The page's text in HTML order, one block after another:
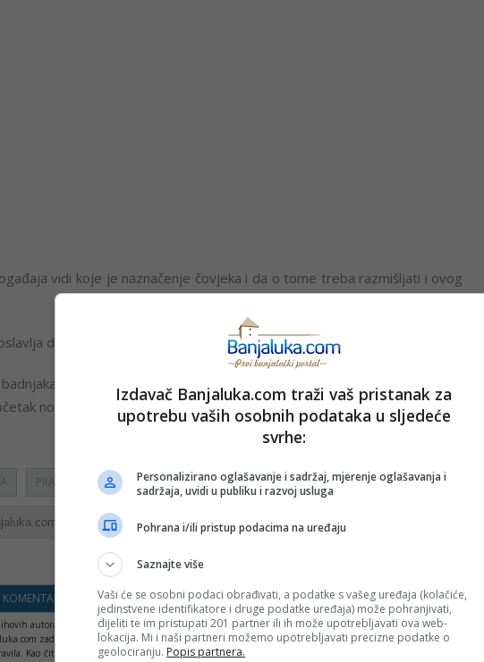
vidi koje je naznačenje čovjeka i da o tome treba razmišljati i ovog
danas Badnji dan, pripremajući se za Božić.
u pravoslavnim hramovima najavljuje se Rođenje Spasitelja, čiji se
novog vremena i kao najradosniji događaj za hrišćanstvo.
PRAZNICI PRIJAVI GREŠKU
Kopirati
autora, a ne nužno i stavove internet portala Banjaluka.com. Molimo korisnike da se suzdrže od vrijeđanja,
zadržava pravo da obriše komentar bez najave i objašnjenja. Zbog velikog broja komentara Banjaluka.com
Kao čitalac takođe prihvatate mogućnost da među komentarima mogu biti pronađeni sadržaji koji mogu biti
Izdavač Banjaluka.com traži vaš pristanak za
upotrebu vaših osobnih podataka u sljedeće
svrhe:
Personalizirano oglašavanje i sadržaj, mjerenje oglašavanja i
sadržaja, uvidi u publiku i razvoj usluga
Pohrana i/ili pristup podacima na uređaju
Saznajte više
Vaši će se osobni podaci obrađivati, a podatke s vašeg uređaja (kolačiće,
jedinstvene identifikatore i druge podatke uređaja) može pohranjivati,
dijeliti te im pristupati 201 partner ili ih može upotrebljavati ova web-
lokacija. Mi i naši partneri možemo upotrebljavati precizne podatke o
geolociranju. Popis partnera.